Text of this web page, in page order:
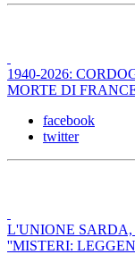
1940-2026:
MORTE DI
facebook
twitter
L'UNIONE
''MISTERI: